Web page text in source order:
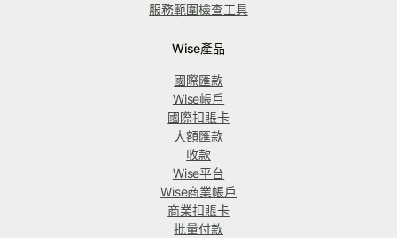
服務範圍檢查工具
Wise產品
國際匯款
Wise帳戶
國際扣賬卡
大額匯款
收款
Wise平台
Wise商業帳戶
商業扣賬卡
批量付款